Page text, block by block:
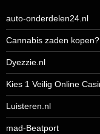
auto-onderdelen24.nl
Cannabis zaden kopen?
Dyezzie.nl
Kies 1 Veilig Online
Luisteren.nl
mad-Beatport